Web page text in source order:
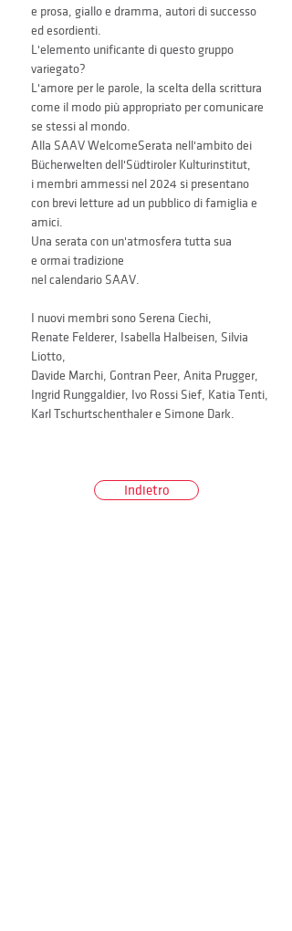
e prosa, giallo e dramma, autori di successo
ed esordienti.
L'elemento unificante di questo gruppo
variegato?
L'amore per le parole, la scelta della scrittura
come il modo più appropriato per comunicare
se stessi al mondo.
Alla SAAV WelcomeSerata nell'ambito dei
Bücherwelten dell'Südtiroler Kulturinstitut,
i membri ammessi nel 2024 si presentano
con brevi letture ad un pubblico di famiglia e
amici.
Una serata con un'atmosfera tutta sua
e ormai tradizione
nel calendario SAAV.
I nuovi membri sono Serena Ciechi,
Renate Felderer, Isabella Halbeisen, Silvia
Liotto,
Davide Marchi, Gontran Peer, Anita Prugger,
Ingrid Runggaldier, Ivo Rossi Sief, Katia Tenti,
Karl Tschurtschenthaler e Simone Dark.
Indietro